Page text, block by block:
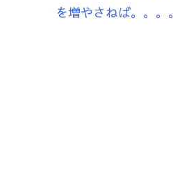
を増やさねば。。。。